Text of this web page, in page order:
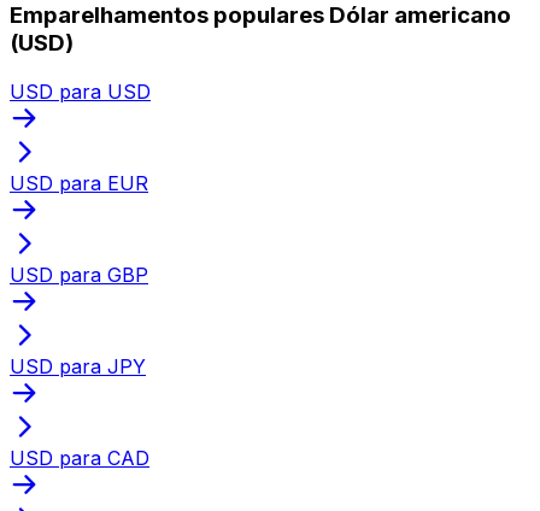
Emparelhamentos populares Dólar americano
(USD)
USD para USD
USD para EUR
USD para GBP
USD para JPY
USD para CAD